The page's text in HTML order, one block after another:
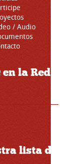
/ Audio
la Red
lista de